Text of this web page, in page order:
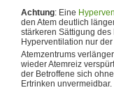
Achtung: Eine
den Atem deutlich
stärkeren Sättigung
Hyperventilation nur der
Atemzentrums
wieder Atemreiz
der Betroffene sich
Ertrinken unvermeidbar.